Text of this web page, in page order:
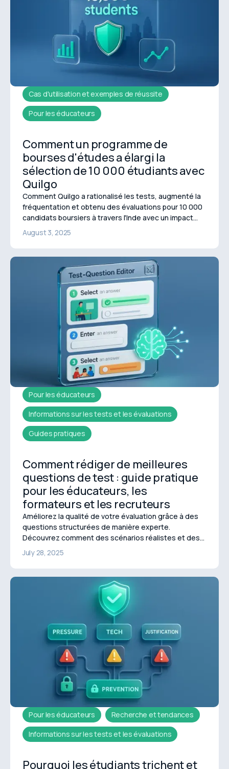
Cas d'utilisation et exemples de réussite
Pour les éducateurs
Comment un programme de
bourses d'études a élargi la
sélection de 10 000 étudiants avec
Quilgo
Comment Quilgo a rationalisé les tests, augmenté la
fréquentation et obtenu des évaluations pour 10 000
candidats boursiers à travers l'Inde avec un impact
évolutif.
August 3, 2025
Pour les éducateurs
Informations sur les tests et les évaluations
Guides pratiques
Comment rédiger de meilleures
questions de test : guide pratique
pour les éducateurs, les
formateurs et les recruteurs
Améliorez la qualité de votre évaluation grâce à des
questions structurées de manière experte.
Découvrez comment des scénarios réalistes et des
commandes claires stimulent l'engagement et
réduisent la triche.
July 28, 2025
Pour les éducateurs
Recherche et tendances
Informations sur les tests et les évaluations
Pourquoi les étudiants trichent et